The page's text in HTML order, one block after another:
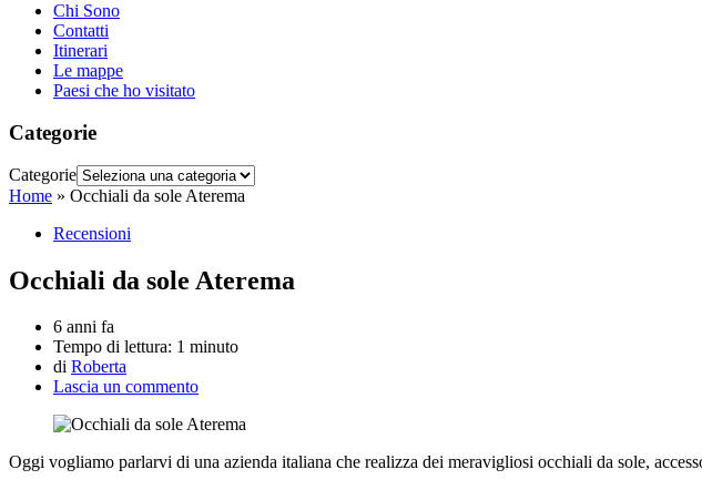
Chi Sono
Contatti
Itinerari
Le mappe
Paesi che ho visitato
Categorie
Categorie
Home » Occhiali da sole Aterema
Recensioni
Occhiali da sole Aterema
6 anni fa
Tempo di lettura: 1 minuto
di Roberta
Lascia un commento
Oggi vogliamo parlarvi di una azienda italiana che realizza dei meravigliosi occhiali da sole,